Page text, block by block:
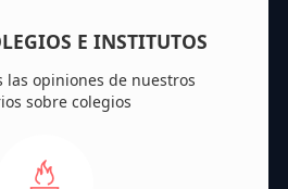
E INSTITUTOS
las opiniones de nuestros
sobre colegios